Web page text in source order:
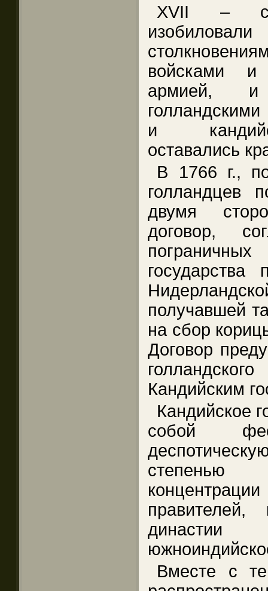
XVII –
войсками и
армией, и
и
оставались
В 1766 г.,
голландцев
двумя
договор,
государства
получавшей
на сбор
Договор
Кандийским
Кандийское
собой
степенью
правителей,
династии
Вместе с